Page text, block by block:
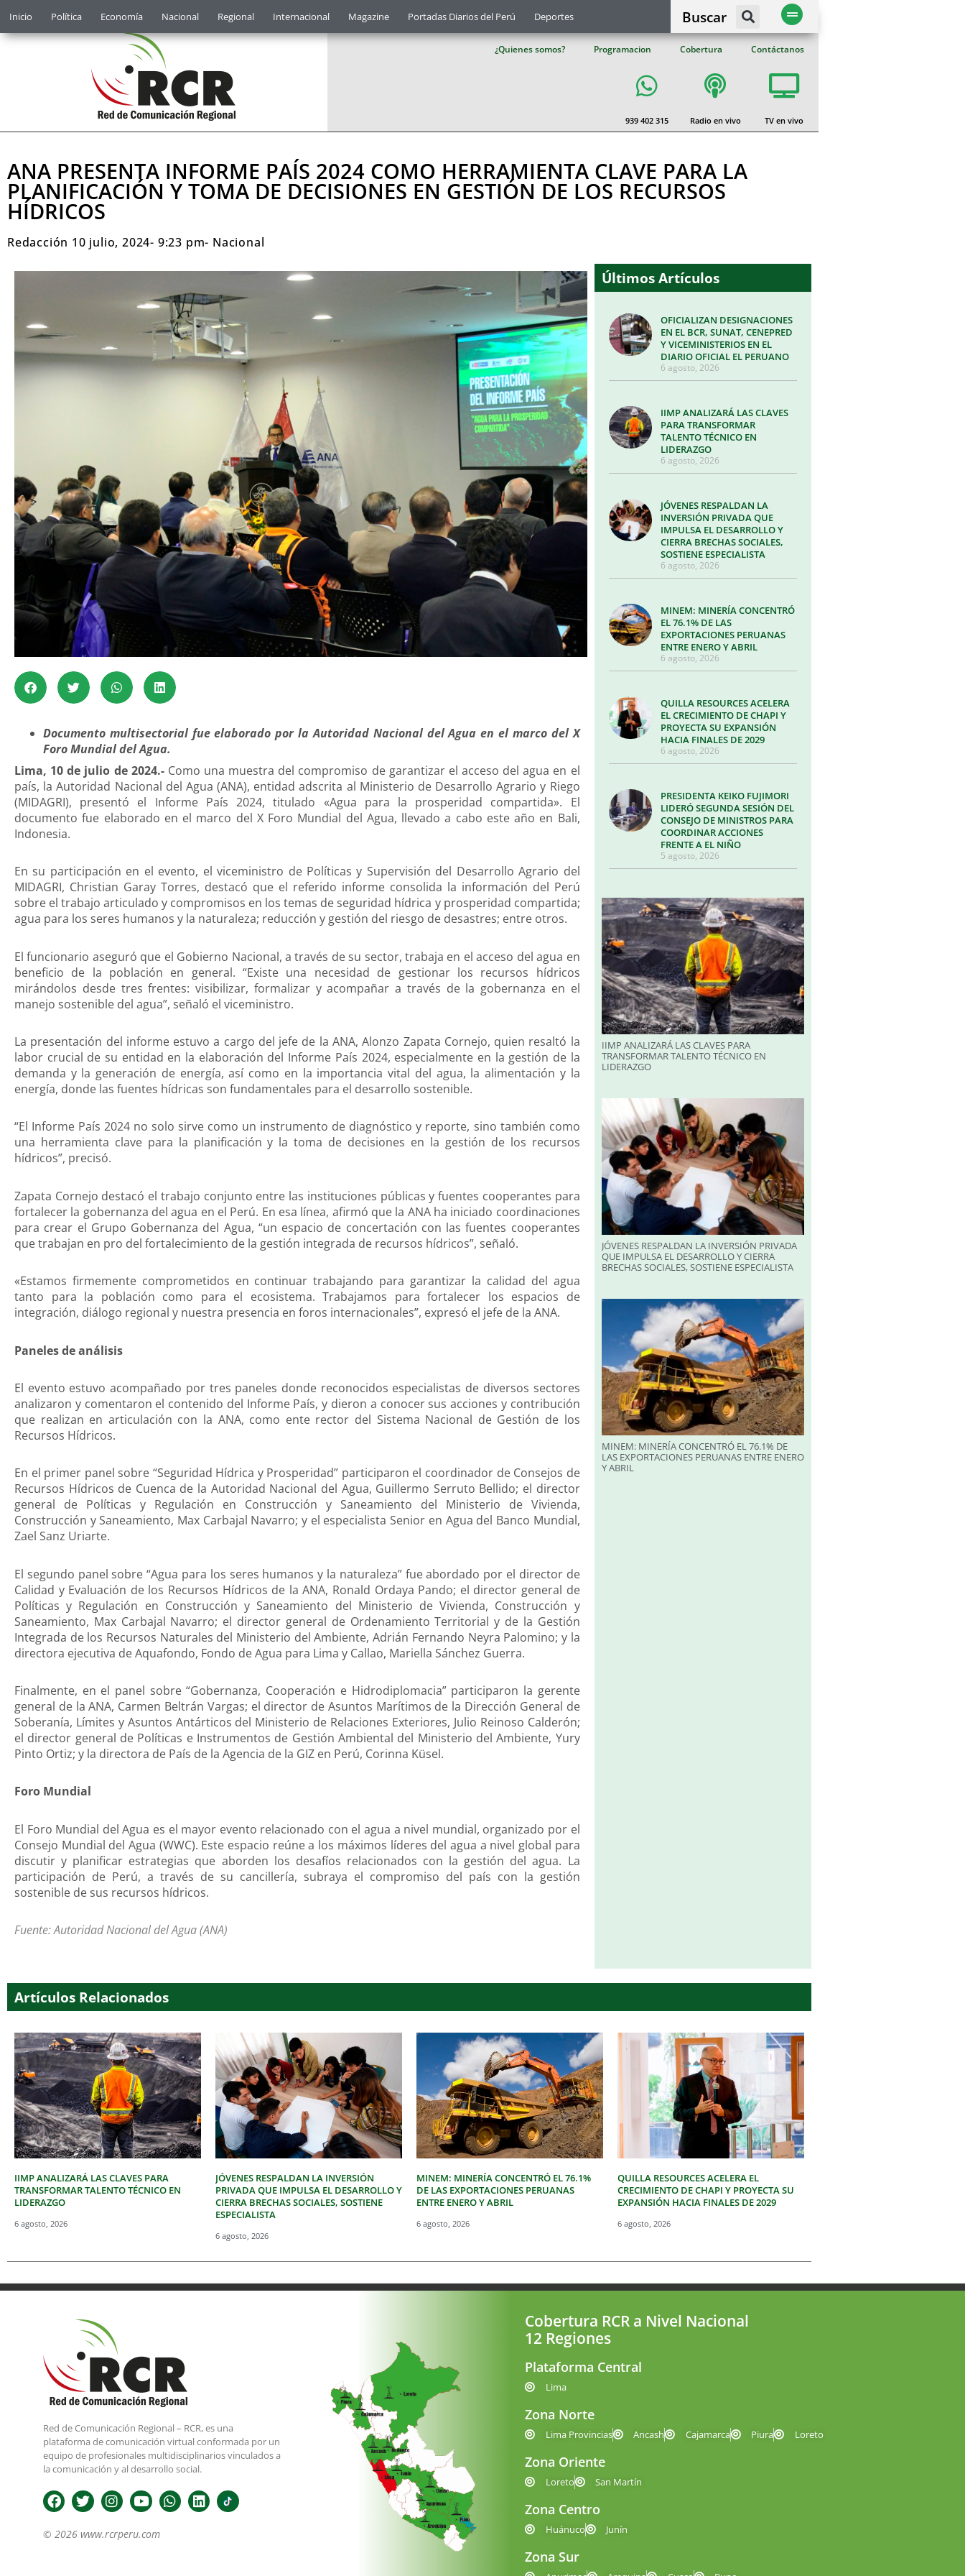
Inicio Política Economía Nacional Regional Internacional Magazine Portadas Diarios del Perú Deportes Buscar
¿Quienes somos? Programacion Cobertura Contáctanos
939 402 315 Radio en vivo TV en vivo
ANA PRESENTA INFORME PAÍS 2024 COMO HERRAMIENTA CLAVE PARA LA
PLANIFICACIÓN Y TOMA DE DECISIONES EN GESTIÓN DE LOS RECURSOS
HÍDRICOS
Redacción 10 julio, 2024- 9:23 pm- Nacional
Documento multisectorial fue elaborado por la Autoridad Nacional del Agua en el marco del X
Foro Mundial del Agua.
Lima, 10 de julio de 2024.- Como una muestra del compromiso de garantizar el acceso del agua en el
país, la Autoridad Nacional del Agua (ANA), entidad adscrita al Ministerio de Desarrollo Agrario y Riego
(MIDAGRI), presentó el Informe País 2024, titulado «Agua para la prosperidad compartida». El
documento fue elaborado en el marco del X Foro Mundial del Agua, llevado a cabo este año en Bali,
Indonesia.
En su participación en el evento, el viceministro de Políticas y Supervisión del Desarrollo Agrario del
MIDAGRI, Christian Garay Torres, destacó que el referido informe consolida la información del Perú
sobre el trabajo articulado y compromisos en los temas de seguridad hídrica y prosperidad compartida;
agua para los seres humanos y la naturaleza; reducción y gestión del riesgo de desastres; entre otros.
El funcionario aseguró que el Gobierno Nacional, a través de su sector, trabaja en el acceso del agua en
beneficio de la población en general. “Existe una necesidad de gestionar los recursos hídricos
mirándolos desde tres frentes: visibilizar, formalizar y acompañar a través de la gobernanza en el
manejo sostenible del agua”, señaló el viceministro.
La presentación del informe estuvo a cargo del jefe de la ANA, Alonzo Zapata Cornejo, quien resaltó la
labor crucial de su entidad en la elaboración del Informe País 2024, especialmente en la gestión de la
demanda y la generación de energía, así como en la importancia vital del agua, la alimentación y la
energía, donde las fuentes hídricas son fundamentales para el desarrollo sostenible.
“El Informe País 2024 no solo sirve como un instrumento de diagnóstico y reporte, sino también como
una herramienta clave para la planificación y la toma de decisiones en la gestión de los recursos
hídricos”, precisó.
Zapata Cornejo destacó el trabajo conjunto entre las instituciones públicas y fuentes cooperantes para
fortalecer la gobernanza del agua en el Perú. En esa línea, afirmó que la ANA ha iniciado coordinaciones
para crear el Grupo Gobernanza del Agua, “un espacio de concertación con las fuentes cooperantes
que trabajan en pro del fortalecimiento de la gestión integrada de recursos hídricos”, señaló.
«Estamos firmemente comprometidos en continuar trabajando para garantizar la calidad del agua
tanto para la población como para el ecosistema. Trabajamos para fortalecer los espacios de
integración, diálogo regional y nuestra presencia en foros internacionales”, expresó el jefe de la ANA.
Paneles de análisis
El evento estuvo acompañado por tres paneles donde reconocidos especialistas de diversos sectores
analizaron y comentaron el contenido del Informe País, y dieron a conocer sus acciones y contribución
que realizan en articulación con la ANA, como ente rector del Sistema Nacional de Gestión de los
Recursos Hídricos.
En el primer panel sobre “Seguridad Hídrica y Prosperidad” participaron el coordinador de Consejos de
Recursos Hídricos de Cuenca de la Autoridad Nacional del Agua, Guillermo Serruto Bellido; el director
general de Políticas y Regulación en Construcción y Saneamiento del Ministerio de Vivienda,
Construcción y Saneamiento, Max Carbajal Navarro; y el especialista Senior en Agua del Banco Mundial,
Zael Sanz Uriarte.
El segundo panel sobre “Agua para los seres humanos y la naturaleza” fue abordado por el director de
Calidad y Evaluación de los Recursos Hídricos de la ANA, Ronald Ordaya Pando; el director general de
Políticas y Regulación en Construcción y Saneamiento del Ministerio de Vivienda, Construcción y
Saneamiento, Max Carbajal Navarro; el director general de Ordenamiento Territorial y de la Gestión
Integrada de los Recursos Naturales del Ministerio del Ambiente, Adrián Fernando Neyra Palomino; y la
directora ejecutiva de Aquafondo, Fondo de Agua para Lima y Callao, Mariella Sánchez Guerra.
Finalmente, en el panel sobre “Gobernanza, Cooperación e Hidrodiplomacia” participaron la gerente
general de la ANA, Carmen Beltrán Vargas; el director de Asuntos Marítimos de la Dirección General de
Soberanía, Límites y Asuntos Antárticos del Ministerio de Relaciones Exteriores, Julio Reinoso Calderón;
el director general de Políticas e Instrumentos de Gestión Ambiental del Ministerio del Ambiente, Yury
Pinto Ortiz; y la directora de País de la Agencia de la GIZ en Perú, Corinna Küsel.
Foro Mundial
El Foro Mundial del Agua es el mayor evento relacionado con el agua a nivel mundial, organizado por el
Consejo Mundial del Agua (WWC). Este espacio reúne a los máximos líderes del agua a nivel global para
discutir y planificar estrategias que aborden los desafíos relacionados con la gestión del agua. La
participación de Perú, a través de su cancillería, subraya el compromiso del país con la gestión
sostenible de sus recursos hídricos.
Fuente: Autoridad Nacional del Agua (ANA)
Últimos Artículos
OFICIALIZAN DESIGNACIONES
EN EL BCR, SUNAT, CENEPRED
Y VICEMINISTERIOS EN EL
DIARIO OFICIAL EL PERUANO
6 agosto, 2026
IIMP ANALIZARÁ LAS CLAVES
PARA TRANSFORMAR
TALENTO TÉCNICO EN
LIDERAZGO
6 agosto, 2026
JÓVENES RESPALDAN LA
INVERSIÓN PRIVADA QUE
IMPULSA EL DESARROLLO Y
CIERRA BRECHAS SOCIALES,
SOSTIENE ESPECIALISTA
6 agosto, 2026
MINEM: MINERÍA CONCENTRÓ
EL 76.1% DE LAS
EXPORTACIONES PERUANAS
ENTRE ENERO Y ABRIL
6 agosto, 2026
QUILLA RESOURCES ACELERA
EL CRECIMIENTO DE CHAPI Y
PROYECTA SU EXPANSIÓN
HACIA FINALES DE 2029
6 agosto, 2026
PRESIDENTA KEIKO FUJIMORI
LIDERÓ SEGUNDA SESIÓN DEL
CONSEJO DE MINISTROS PARA
COORDINAR ACCIONES
FRENTE A EL NIÑO
5 agosto, 2026
IIMP ANALIZARÁ LAS CLAVES PARA
TRANSFORMAR TALENTO TÉCNICO EN
LIDERAZGO
JÓVENES RESPALDAN LA INVERSIÓN PRIVADA
QUE IMPULSA EL DESARROLLO Y CIERRA
BRECHAS SOCIALES, SOSTIENE ESPECIALISTA
MINEM: MINERÍA CONCENTRÓ EL 76.1% DE
LAS EXPORTACIONES PERUANAS ENTRE ENERO
Y ABRIL
Artículos Relacionados
IIMP ANALIZARÁ LAS CLAVES PARA
TRANSFORMAR TALENTO TÉCNICO EN
LIDERAZGO
6 agosto, 2026
JÓVENES RESPALDAN LA INVERSIÓN
PRIVADA QUE IMPULSA EL DESARROLLO Y
CIERRA BRECHAS SOCIALES, SOSTIENE
ESPECIALISTA
6 agosto, 2026
MINEM: MINERÍA CONCENTRÓ EL 76.1%
DE LAS EXPORTACIONES PERUANAS
ENTRE ENERO Y ABRIL
6 agosto, 2026
QUILLA RESOURCES ACELERA EL
CRECIMIENTO DE CHAPI Y PROYECTA SU
EXPANSIÓN HACIA FINALES DE 2029
6 agosto, 2026
Red de Comunicación Regional – RCR, es una
plataforma de comunicación virtual conformada por un
equipo de profesionales multidisciplinarios vinculados a
la comunicación y al desarrollo social.
© 2026 www.rcrperu.com
Cobertura RCR a Nivel Nacional
12 Regiones
Plataforma Central
Lima
Zona Norte
Lima Provincias Ancash Cajamarca Piura Loreto
Zona Oriente
Loreto San Martín
Zona Centro
Huánuco Junín
Zona Sur